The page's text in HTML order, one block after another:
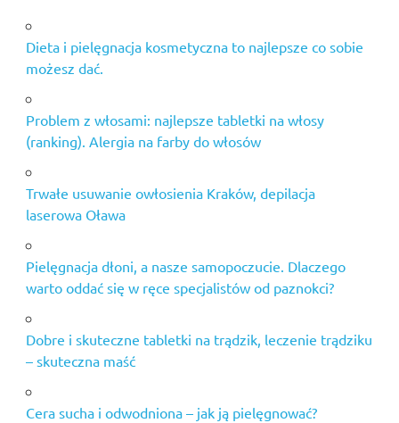
Dieta i pielęgnacja kosmetyczna to najlepsze co sobie
możesz dać.
Problem z włosami: najlepsze tabletki na włosy
(ranking). Alergia na farby do włosów
Trwałe usuwanie owłosienia Kraków, depilacja
laserowa Oława
Pielęgnacja dłoni, a nasze samopoczucie. Dlaczego
warto oddać się w ręce specjalistów od paznokci?
Dobre i skuteczne tabletki na trądzik, leczenie trądziku
– skuteczna maść
Cera sucha i odwodniona – jak ją pielęgnować?